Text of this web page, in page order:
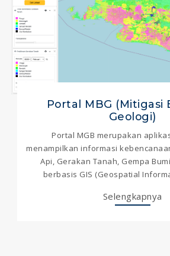
Portal MBG (Mitigasi
Geologi)
Portal MGB merupakan
menampilkan informasi
Api, Gerakan Tanah, Gempa
berbasis GIS (Geospatial
Selengkapnya